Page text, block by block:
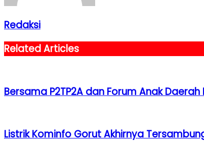
Redaksi
Related Articles
Bersama P2TP2A dan Forum Anak Daerah
Listrik Kominfo Gorut Akhirnya